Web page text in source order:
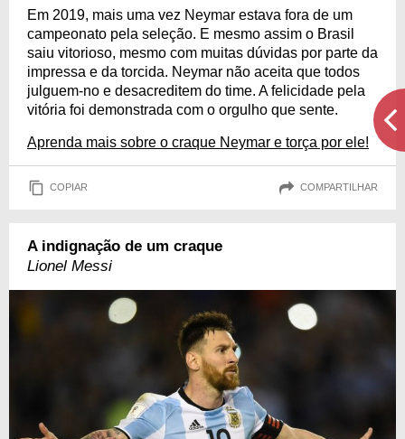
Em 2019, mais uma vez Neymar estava fora de um
campeonato pela seleção. E mesmo assim o Brasil
saiu vitorioso, mesmo com muitas dúvidas por parte da
impressa e da torcida. Neymar não aceita que todos
julguem-no e desacreditem do time. A felicidade pela
vitória foi demonstrada com o orgulho que sente.
Aprenda mais sobre o craque Neymar e torça por ele!
COPIAR COMPARTILHAR
A indignação de um craque
Lionel Messi